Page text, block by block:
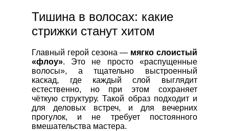
Тишина в волосах: какие
стрижки станут хитом
Главный герой сезона — мягко слоистый
«флоу». Это не просто «распущенные
волосы», а тщательно выстроенный
каскад, где каждый слой выглядит
естественно, но при этом сохраняет
чёткую структуру. Такой образ подходит и
для деловых встреч, и для вечерних
прогулок, и не требует постоянного
вмешательства мастера.